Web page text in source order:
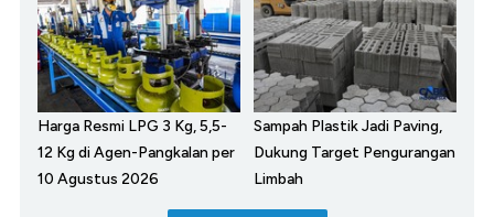
Harga Resmi LPG 3 Kg, 5,5-
12 Kg di Agen-Pangkalan per
10 Agustus 2026
Sampah Plastik Jadi Paving,
Dukung Target Pengurangan
Limbah